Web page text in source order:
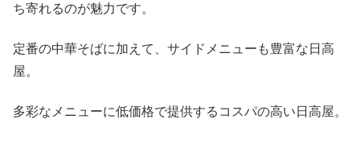
ち寄れるのが魅力です。
定番の中華そばに加えて、サイドメニューも豊富な日高
屋。
多彩なメニューに低価格で提供するコスパの高い日高屋。